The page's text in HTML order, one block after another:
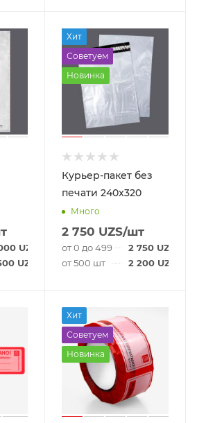
UZS
UZS
Хит
Советуем
Новинка
Курьер-пакет без
печати 240x320
Много
2 750 UZS/шт
от 0 до 499 шт 2 750 UZS
от 500 шт
2 200 UZS
Хит
Советуем
Новинка